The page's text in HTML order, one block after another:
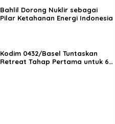
Bahlil Dorong Nuklir sebagai
Pilar Ketahanan Energi Indonesia
Kodim 0432/Basel Tuntaskan
Retreat Tahap Pertama untuk 67